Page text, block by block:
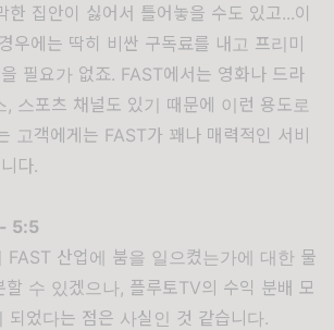
한 집안이 싫어서 틀어놓을 수도 있고...이
우에는 딱히 비싼 구독료를 내고 프리미
필요가 없죠. FAST에서는 영화나 드라
, 스포츠 채널도 있기 때문에 이런 용도로
고객에게는 FAST가 꽤나 매력적인 서비
다.
5:5
FAST 산업에 붐을 일으켰는가에 대한 물
수 있겠으나, 플루토TV의 수익 분배 모
되었다는 점은 사실인 것 같습니다.